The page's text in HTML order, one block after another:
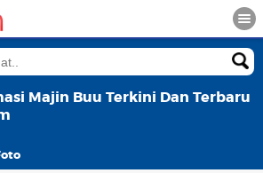
Majin Buu Terkini Dan Terbaru